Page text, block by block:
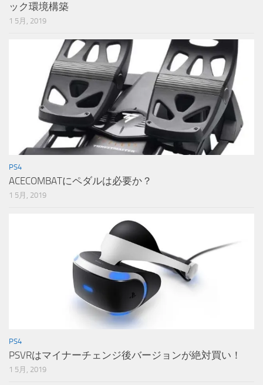
ック環境構築
1 5月, 2019
PS4
ACECOMBATにペダルは必要か？
1 5月, 2019
PS4
PSVRはマイナーチェンジ後バージョンが絶対買い！
1 5月, 2019